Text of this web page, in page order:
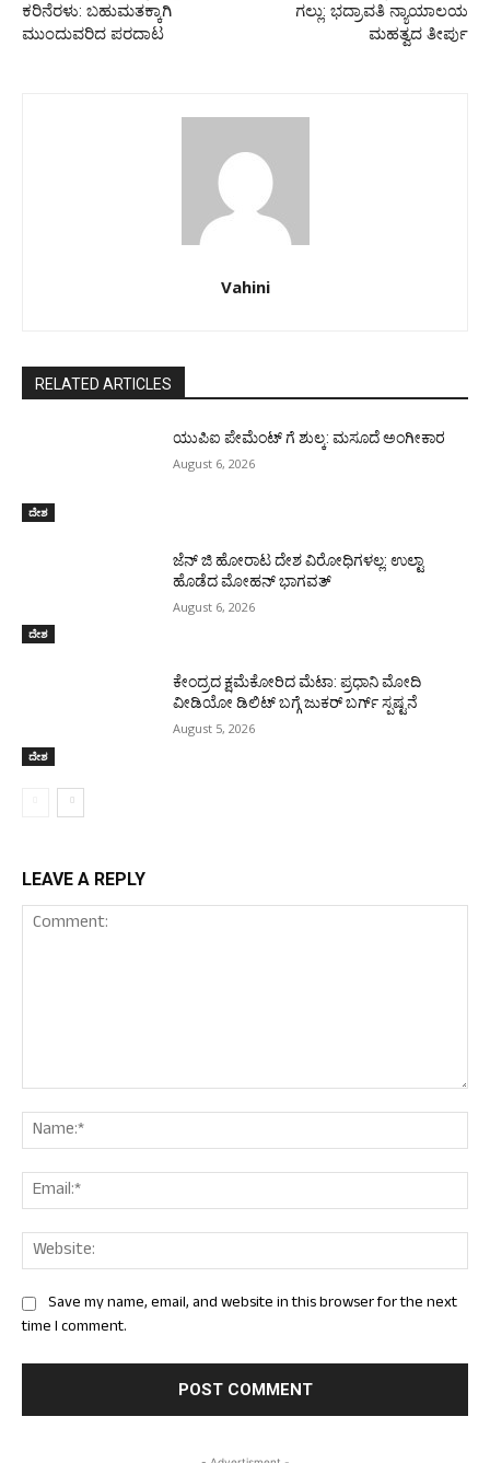
ಕರಿನೆರಳು: ಬಹುಮತಕ್ಕಾಗಿ
ಮುಂದುವರಿದ ಪರದಾಟ
ಗಲ್ಲು: ಭದ್ರಾವತಿ ನ್ಯಾಯಾಲಯ
ಮಹತ್ವದ ತೀರ್ಪು
Vahini
RELATED ARTICLES
ದೇಶ
ಯುಪಿಐ ಪೇಮೆಂಟ್ ಗೆ ಶುಲ್ಕ: ಮಸೂದೆ ಅಂಗೀಕಾರ
August 6, 2026
ದೇಶ
ಜೆನ್ ಜಿ ಹೋರಾಟ ದೇಶ ವಿರೋಧಿಗಳಲ್ಲ: ಉಲ್ಟಾ
ಹೊಡೆದ ಮೋಹನ್ ಭಾಗವತ್
August 6, 2026
ದೇಶ
ಕೇಂದ್ರದ ಕ್ಷಮೆಕೋರಿದ ಮೆಟಾ: ಪ್ರಧಾನಿ ಮೋದಿ
ವೀಡಿಯೋ ಡಿಲಿಟ್ ಬಗ್ಗೆ ಜುಕರ್ ಬರ್ಗ್ ಸ್ಪಷ್ಟನೆ
August 5, 2026
LEAVE A REPLY
Save my name, email, and website in this browser for the next
time I comment.